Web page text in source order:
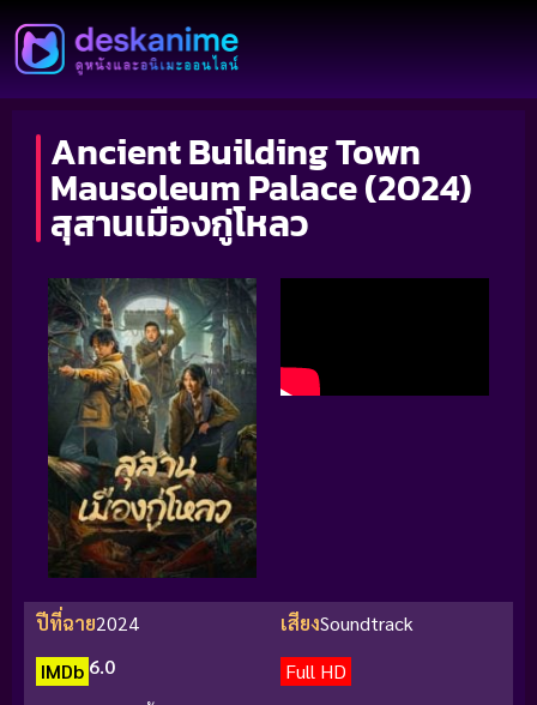
Ancient Building Town
Mausoleum Palace (2024)
สุสานเมืองกู่โหลว
ปีที่ฉาย2024 เสียงSoundtrack
IMDb 6.0
Full HD